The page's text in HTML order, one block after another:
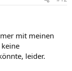
mit meinen
leider.